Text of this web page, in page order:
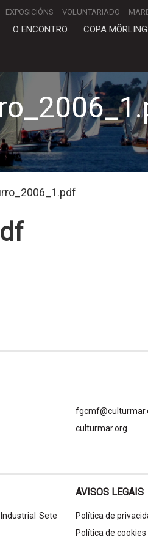
EXPOSICIÓNS VOLUNTARIADO
O ENCONTRO COPA MÖRLING
culturmar.org
Sete
AVISOS LEGAIS
Política de
Política de cookies